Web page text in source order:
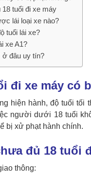
tuổi đi xe máy
lái loại xe nào?
tuổi lái xe?
xe A1?
ở đâu uy tín?
đi xe máy có
hiện hành, độ tuổi tối
người dưới 18 tuổi
bị xử phạt hành chính.
đủ 18 tuổi
thông: